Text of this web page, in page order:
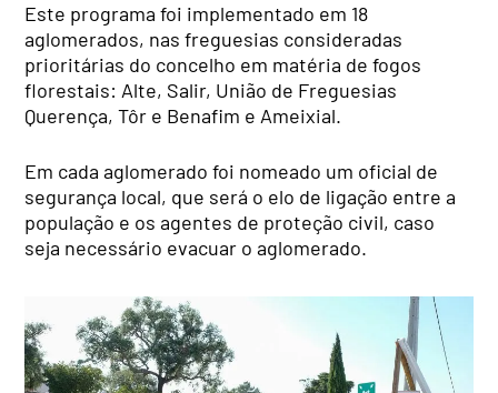
Este programa foi implementado em 18
aglomerados, nas freguesias consideradas
prioritárias do concelho em matéria de fogos
florestais: Alte, Salir, União de Freguesias
Querença, Tôr e Benafim e Ameixial.
Em cada aglomerado foi nomeado um oficial de
segurança local, que será o elo de ligação entre a
população e os agentes de proteção civil, caso
seja necessário evacuar o aglomerado.